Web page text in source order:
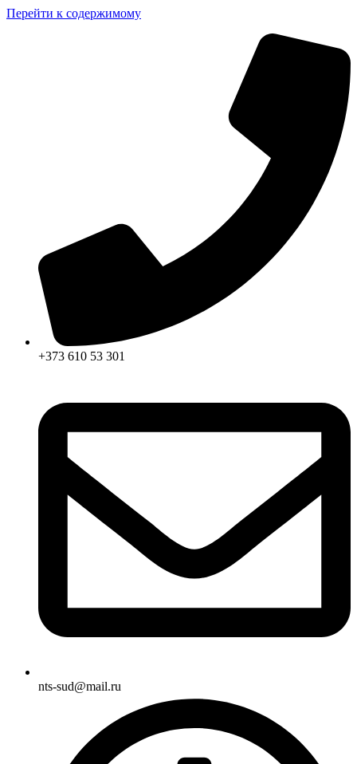
Перейти к содержимому
+373 610 53 301
nts-sud@mail.ru